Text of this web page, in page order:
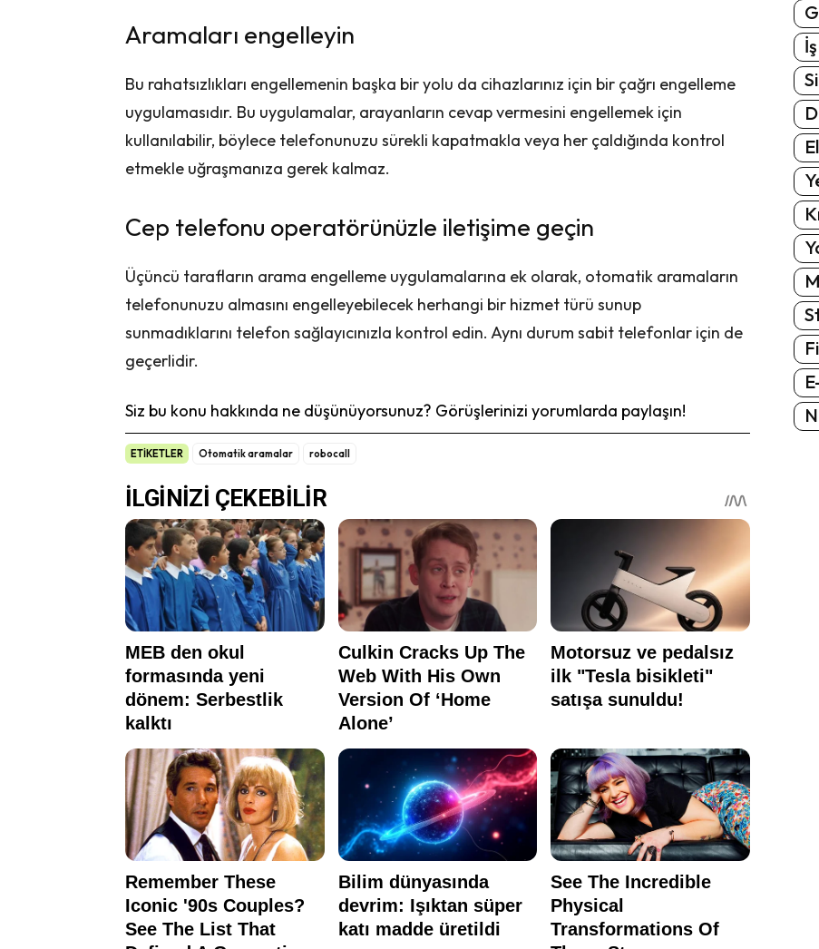
Aramaları engelleyin
Bu rahatsızlıkları engellemenin başka bir yolu da cihazlarınız için bir çağrı engelleme
uygulamasıdır. Bu uygulamalar, arayanların cevap vermesini engellemek için
kullanılabilir, böylece telefonunuzu sürekli kapatmakla veya her çaldığında kontrol
etmekle uğraşmanıza gerek kalmaz.
Cep telefonu operatörünüzle iletişime geçin
Üçüncü tarafların arama engelleme uygulamalarına ek olarak, otomatik aramaların
telefonunuzu almasını engelleyebilecek herhangi bir hizmet türü sunup
sunmadıklarını telefon sağlayıcınızla kontrol edin. Aynı durum sabit telefonlar için de
geçerlidir.
Siz bu konu hakkında ne düşünüyorsunuz? Görüşlerinizi yorumlarda paylaşın!
ETİKETLER Otomatik aramalar robocall